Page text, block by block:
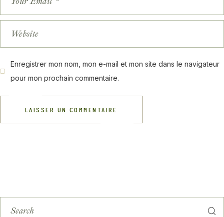
Enregistrer mon nom, mon e-mail et mon site dans le navigateur
pour mon prochain commentaire.
LAISSER UN COMMENTAIRE